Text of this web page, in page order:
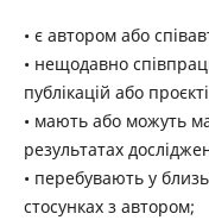
• є автором або
• нещодавно
публікацій або
• мають або можуть
результатах
• перебувають у
стосунках з автором;